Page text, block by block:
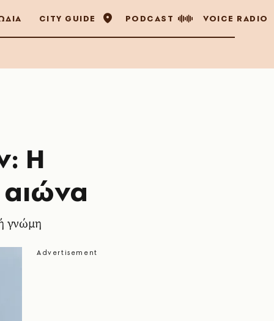
CITY GUIDE PODCAST VOICE RADIO
Η
γνώμη